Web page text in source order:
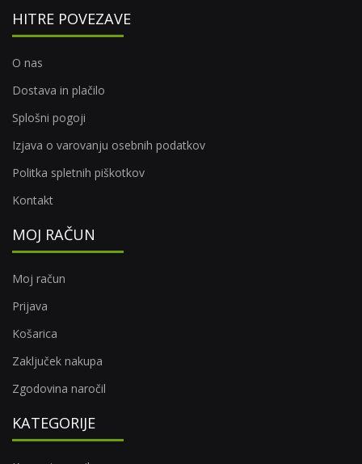
HITRE POVEZAVE
O nas
Dostava in plačilo
Splošni pogoji
Izjava o varovanju osebnih podatkov
Politka spletnih piškotkov
Kontakt
MOJ RAČUN
Moj račun
Prijava
Košarica
Zaključek nakupa
Zgodovina naročil
KATEGORIJE